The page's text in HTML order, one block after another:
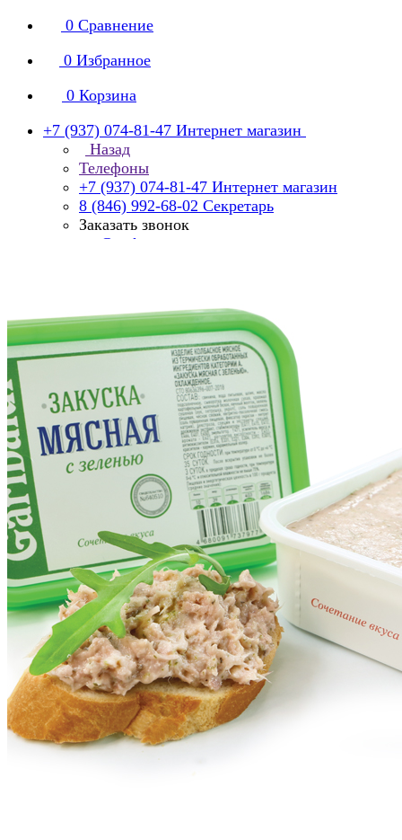
0 Сравнение
0 Избранное
0 Корзина
+7 (937) 074-81-47 Интернет магазин
Назад
Телефоны
+7 (937) 074-81-47 Интернет магазин
8 (846) 992-68-02 Секретарь
Заказать звонок
manager@smko.ru
Главная
Каталог
Паштеты
Закуска мясная с зеленью